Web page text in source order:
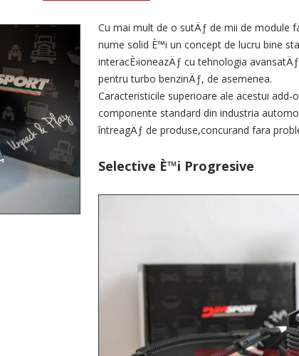
Cu mai mult de o sutÄƒ de mii de module
nume solid È™i un concept de lucru bine
interacÈ›ioneazÄƒ cu tehnologia
pentru turbo benzinÄƒ, de asemenea.
Caracteristicile superioare ale acestui
componente standard din industria
întreagÄƒ de produse,concurand fara
Selective È™i Progresive